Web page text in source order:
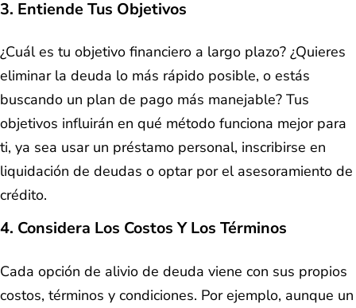
3. Entiende Tus Objetivos
¿Cuál es tu objetivo financiero a largo plazo? ¿Quieres
eliminar la deuda lo más rápido posible, o estás
buscando un plan de pago más manejable? Tus
objetivos influirán en qué método funciona mejor para
ti, ya sea usar un préstamo personal, inscribirse en
liquidación de deudas o optar por el asesoramiento de
crédito.
4. Considera Los Costos Y Los Términos
Cada opción de alivio de deuda viene con sus propios
costos, términos y condiciones. Por ejemplo, aunque un